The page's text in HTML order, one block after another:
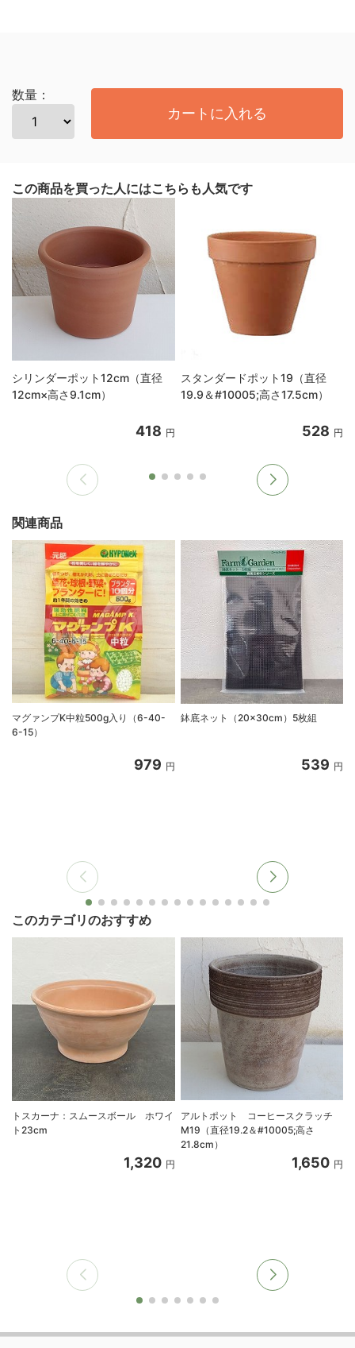
数量：
カートに入れる
この商品を買った人にはこちらも人気です
シリンダーポット12cm（直径
12cm×高さ9.1cm）
418 円
スタンダードポット19（直径
19.9＆#10005;高さ17.5cm）
528 円
関連商品
マグァンプK中粒500g入り（6-40-
6-15）
979 円
鉢底ネット（20×30cm）5枚組
539 円
このカテゴリのおすすめ
トスカーナ：スムースボール ホワイ
ト23cm
1,320 円
アルトポット コーヒースクラッチ
M19（直径19.2＆#10005;高さ
21.8cm）
1,650 円